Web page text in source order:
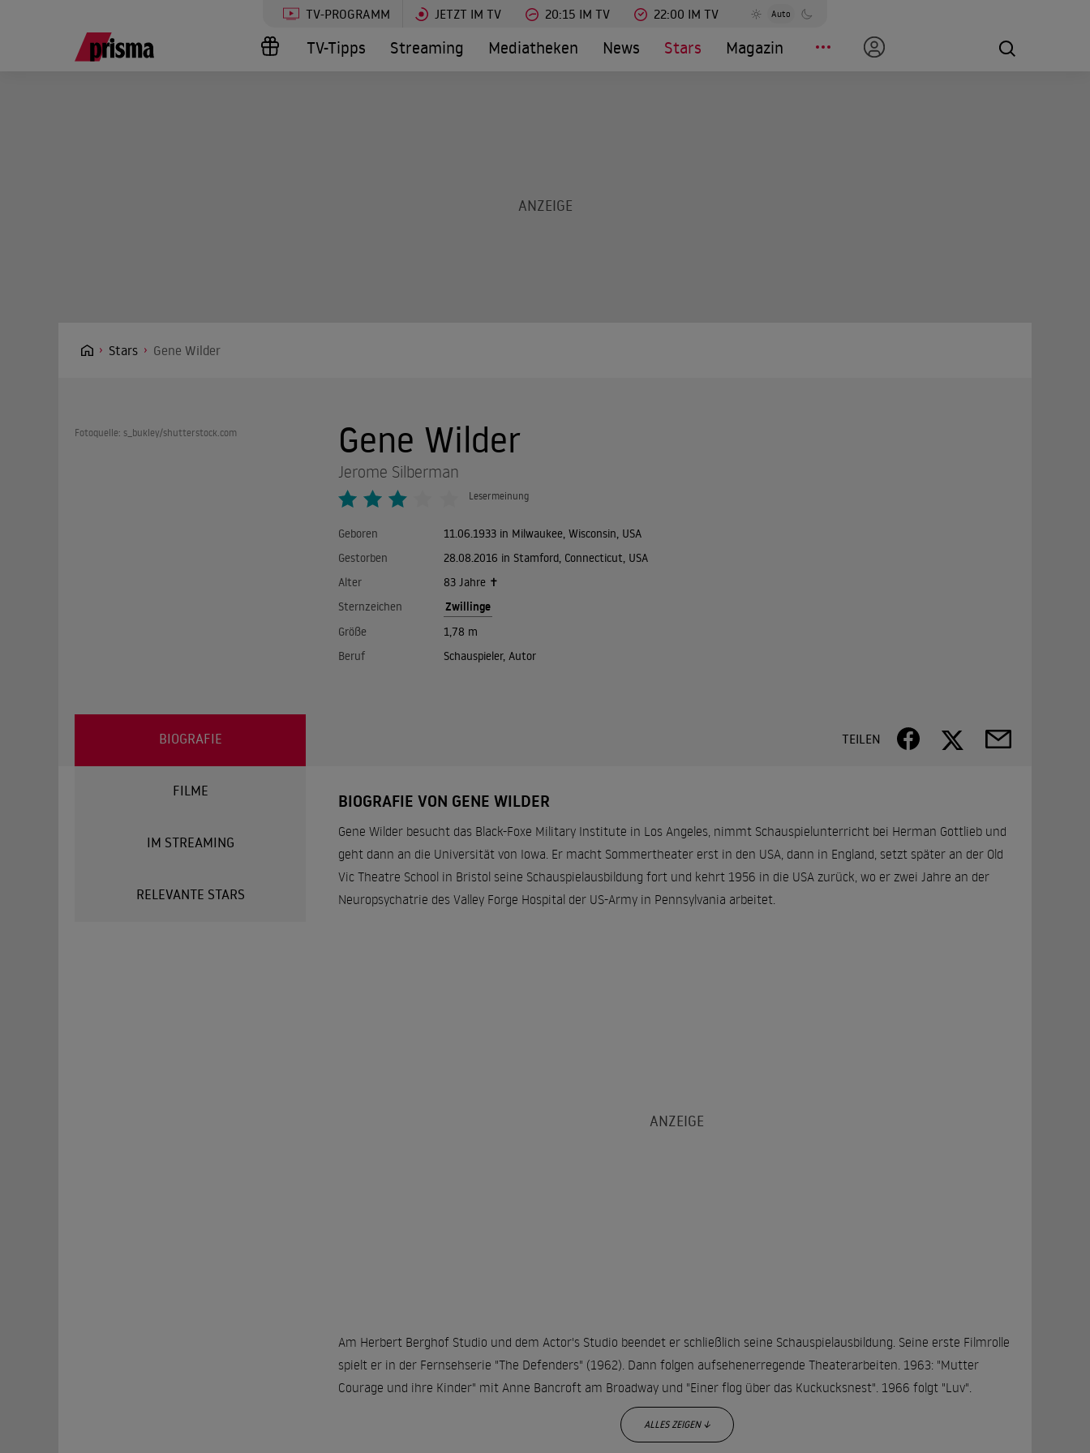
TV-PROGRAMM JETZT IM TV 20:15 IM TV 22:00 IM TV Auto
TV-Tipps Streaming Mediatheken News Stars Magazin
Stars Gene Wilder
Fotoquelle: s_bukley/shutterstock.com Gene Wilder
Jerome Silberman
Lesermeinung
Geboren
11.06.1933 in Milwaukee, Wisconsin, USA
Gestorben
28.08.2016 in Stamford, Connecticut, USA
Alter
83 Jahre ✝
Sternzeichen
Zwillinge
Größe
1,78 m
Beruf
Schauspieler, Autor
TEILEN
BIOGRAFIE
FILME
IM STREAMING
RELEVANTE STARS
BIOGRAFIE VON GENE WILDER
Gene Wilder besucht das Black-Foxe Military Institute in Los Angeles, nimmt Schauspielunterricht bei Herman Gottlieb und
geht dann an die Universität von Iowa. Er macht Sommertheater erst in den USA, dann in England, setzt später an der Old
Vic Theatre School in Bristol seine Schauspielausbildung fort und kehrt 1956 in die USA zurück, wo er zwei Jahre an der
Neuropsychatrie des Valley Forge Hospital der US-Army in Pennsylvania arbeitet.
Am Herbert Berghof Studio und dem Actor's Studio beendet er schließlich seine Schauspielausbildung. Seine erste Filmrolle
spielt er in der Fernsehserie "The Defenders" (1962). Dann folgen aufsehenerregende Theaterarbeiten. 1963: "Mutter
Courage und ihre Kinder" mit Anne Bancroft am Broadway und "Einer flog über das Kuckucksnest". 1966 folgt "Luv".
ALLES ZEIGEN ↓